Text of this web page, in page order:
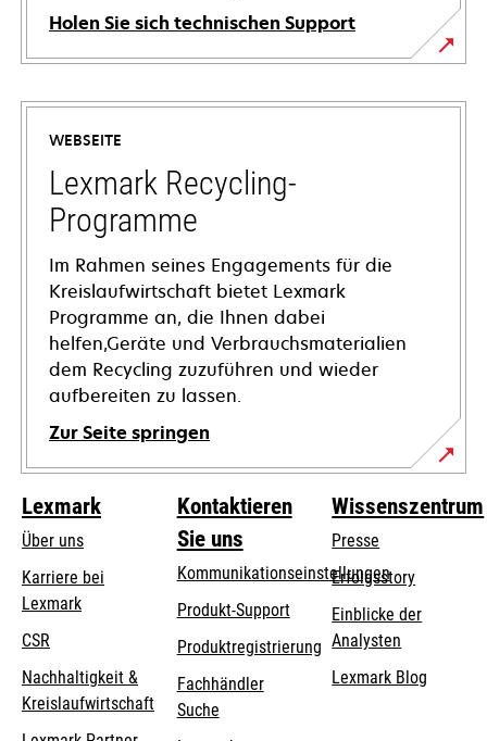
Holen Sie sich technischen Support
wird
in
neuen
Registerkarte
geöffnet
WEBSEITE
Lexmark Recycling-
Programme
Im Rahmen seines Engagements für die
Kreislaufwirtschaft bietet Lexmark
Programme an, die Ihnen dabei
helfen,Geräte und Verbrauchsmaterialien
dem Recycling zuzuführen und wieder
aufbereiten zu lassen.
Zur Seite springen
Lexmark
Über uns
Karriere bei
Lexmark
CSR
Nachhaltigkeit &
Kreislaufwirtschaft
Kontaktieren
Sie uns
Kommunikationseinstellungen
wird
in
einer
neuen
Registerkarte
Produkt-Supportwird
einer
neuen
Produktregistrierung
Fachhändler
Suche
Wissenszentrum
Presse
Erfolgsstory
Einblicke der
Analysten
Lexmark Blog